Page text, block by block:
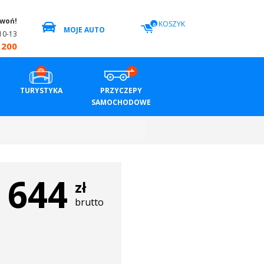
13
MOJE AUTO
0 KOSZYK
TURYSTYKA
PRZYCZEPY
SAMOCHODOWE
644 zł
brutto